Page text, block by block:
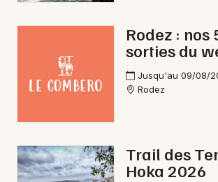
Montagne en Aveyron
Montagne en Occitanie
Rodez : nos
sorties du
Jusqu'au 09/08/
Rodez
Trail des
Hoka 2026